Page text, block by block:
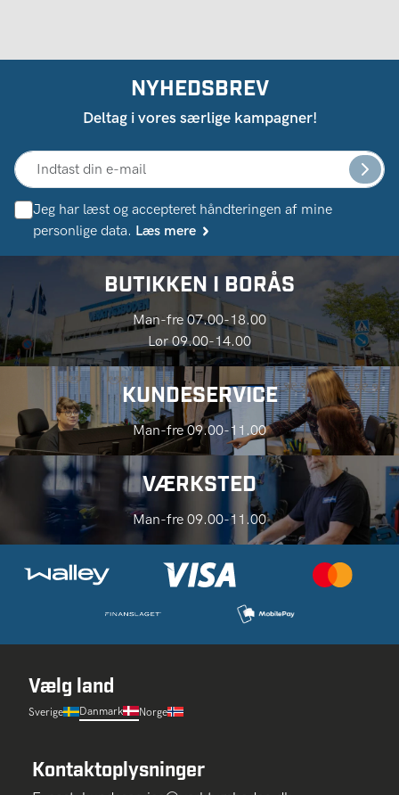
NYHEDSBREV
Deltag i vores særlige kampagner!
Jeg har læst og accepteret håndteringen af ​​mine
personlige data. Læs mere
BUTIKKEN I BORÅS
Man-fre 07.00-18.00
Lør 09.00-14.00
KUNDESERVICE
Man-fre 09.00-11.00
VÆRKSTED
Man-fre 09.00-11.00
Vælg land
Sverige Danmark Norge
Kontaktoplysninger